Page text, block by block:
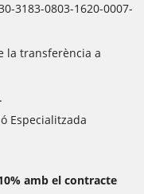
3183-0803-1620-0007-
la transferència a
Especialitzada
amb el contracte